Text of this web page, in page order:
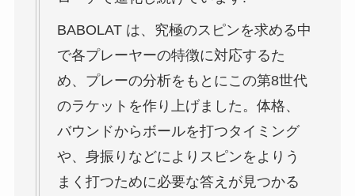
BABOLAT は、究極のスピンを求める中
で各プレーヤーの特徴に対応するた
め、プレーの分析をもとにこの第8世代
のラケットを作り上げました。体格、
バウンドからボールを打つタイミング
や、身振りなどによりスピンをよりう
まく打つために必要な答えが見つかる